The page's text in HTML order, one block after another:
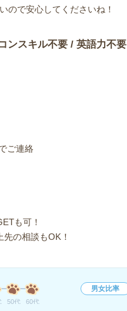
ので安心してくださいね！
ンスキル不要 / 英語力不要
ご連絡
も可！
の相談もOK！
50代 60代
男女比率